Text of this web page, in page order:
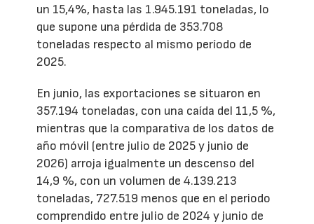
un 15,4%, hasta las 1.945.191 toneladas, lo
que supone una pérdida de 353.708
toneladas respecto al mismo período de
2025.
En junio, las exportaciones se situaron en
357.194 toneladas, con una caída del 11,5 %,
mientras que la comparativa de los datos de
año móvil (entre julio de 2025 y junio de
2026) arroja igualmente un descenso del
14,9 %, con un volumen de 4.139.213
toneladas, 727.519 menos que en el periodo
comprendido entre julio de 2024 y junio de